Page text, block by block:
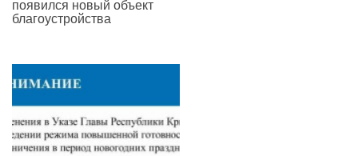
появился новый объект
благоустройства